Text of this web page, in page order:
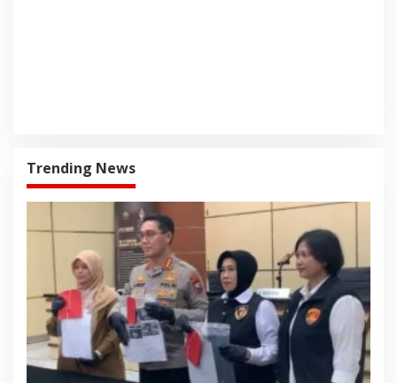
Trending News